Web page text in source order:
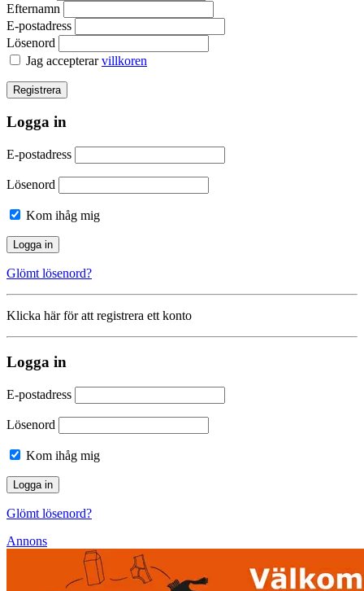
Efternamn
E-postadress
Lösenord
Jag accepterarvillkoren
Logga in
E-postadress
Lösenord
Kom ihåg mig
Glömt lösenord?
Klicka här för att registrera ett konto
Logga in
E-postadress
Lösenord
Kom ihåg mig
Glömt lösenord?
Annons